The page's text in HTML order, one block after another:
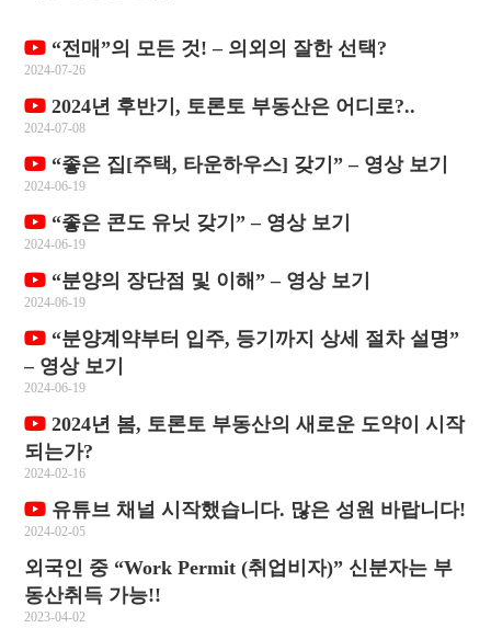
“전매”의 모든 것! – 의외의 잘한 선택?
2024-07-26
2024년 후반기, 토론토 부동산은 어디로?..
2024-07-08
“좋은 집[주택, 타운하우스] 갖기” – 영상 보기
2024-06-19
“좋은 콘도 유닛 갖기” – 영상 보기
2024-06-19
“분양의 장단점 및 이해” – 영상 보기
2024-06-19
“분양계약부터 입주, 등기까지 상세 절차 설명”
– 영상 보기
2024-06-19
2024년 봄, 토론토 부동산의 새로운 도약이 시작
되는가?
2024-02-16
유튜브 채널 시작했습니다. 많은 성원 바랍니다!
2024-02-05
외국인 중 “Work Permit (취업비자)” 신분자는 부
동산취득 가능!!
2023-04-02